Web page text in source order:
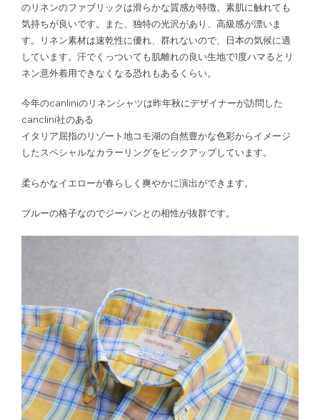
のリネンのファブリックは滑らかな質感が特徴。素肌に触れても
気持ちが良いです。また、独特の光沢があり、高級感が漂いま
す。リネン素材は速乾性に優れ、群れないので、日本の気候に適
しています。汗でくっついても肌離れの良い生地で1度ハマるとリ
ネン意外着用できなくなる恐れもあるくらい。
今年のcanliniのリネンシャツは昨年秋にデザイナーが訪問した
canclini社のある
イタリア屈指のリゾート地コモ湖の自然豊かな色彩からイメージ
したスペシャルなカラーリングをピックアップしています。
柔らかなイエローが春らしく爽やかに演出ができます。
ブルーの格子なのでジーパンとの相性が抜群です。